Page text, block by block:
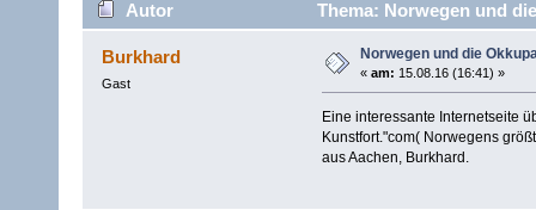
Autor Thema: Norwegen und
Burkhard
Gast
Norwegen und die
« am: 15.08.16 (16:41) »
Eine interessante Internetseite
Kunstfort."com( Norwegens
aus Aachen, Burkhard.